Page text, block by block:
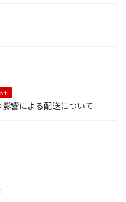
せ
響による配送について